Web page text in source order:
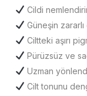
Cildi
Güneşin
Ciltteki aşırı
Pürüzsüz ve
Uzman
Cilt tonunu